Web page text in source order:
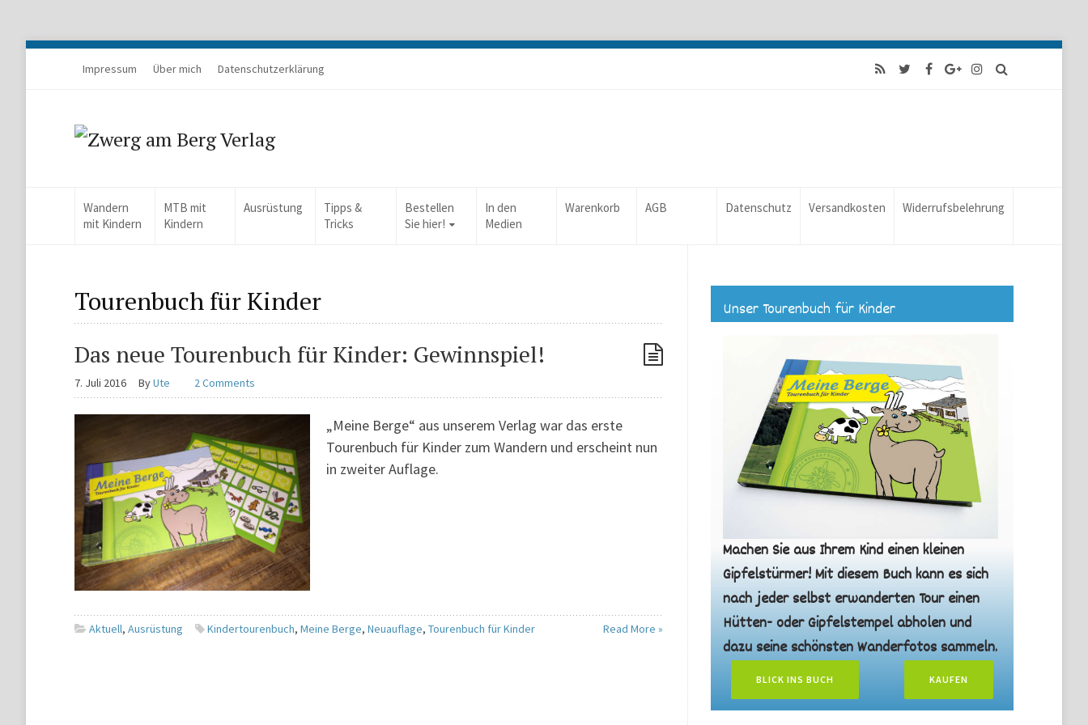
Impressum Über mich Datenschutzerklärung
Wandern
mit Kindern
MTB mit
Kindern
Ausrüstung
Tipps &
Tricks
Bestellen
Sie hier!
In den
Medien
Warenkorb AGB Datenschutz Versandkosten Widerrufsbelehrung
Tourenbuch für Kinder
Das neue Tourenbuch für Kinder: Gewinnspiel!
7. Juli 2016 ByUte 2 Comments
„Meine Berge“ aus unserem Verlag war das erste
Tourenbuch für Kinder zum Wandern und erscheint nun
in zweiter Auflage.
Read More »
Aktuell, Ausrüstung Kindertourenbuch, Meine Berge, Neuauflage, Tourenbuch für Kinder
Unser Tourenbuch für Kinder
Machen Sie aus Ihrem Kind einen kleinen
Gipfelstürmer! Mit diesem Buch kann es sich
nach jeder selbst erwanderten Tour einen
Hütten- oder Gipfelstempel abholen und
dazu seine schönsten Wanderfotos sammeln.
BLICK INS BUCH KAUFEN